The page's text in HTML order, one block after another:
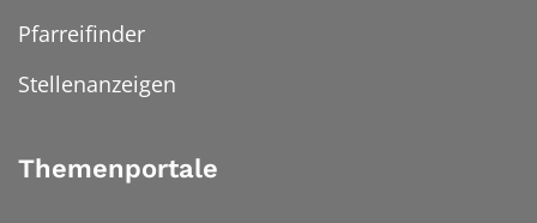
Pfarreifinder
Stellenanzeigen
Themenportale